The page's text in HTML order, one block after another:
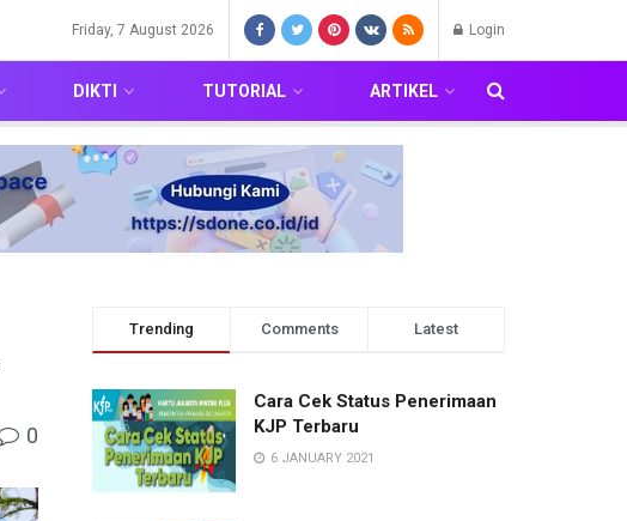
Friday, 7 August 2026 Login
DIKTI TUTORIAL ARTIKEL
0
Trending Comments Latest
Cara Cek Status Penerimaan
KJP Terbaru
6 JANUARY 2021